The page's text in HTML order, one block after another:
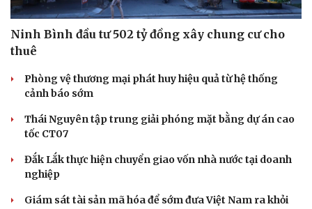
Ninh Bình đầu tư 502 tỷ đồng xây chung cư cho
thuê
Phòng vệ thương mại phát huy hiệu quả từ hệ thống
cảnh báo sớm
Thái Nguyên tập trung giải phóng mặt bằng dự án cao
tốc CT07
Đắk Lắk thực hiện chuyển giao vốn nhà nước tại doanh
nghiệp
Giám sát tài sản mã hóa để sớm đưa Việt Nam ra khỏi